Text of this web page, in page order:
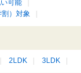
可能
）対象
2LDK 3LDK